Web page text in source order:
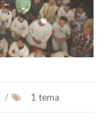
/ 1 tema